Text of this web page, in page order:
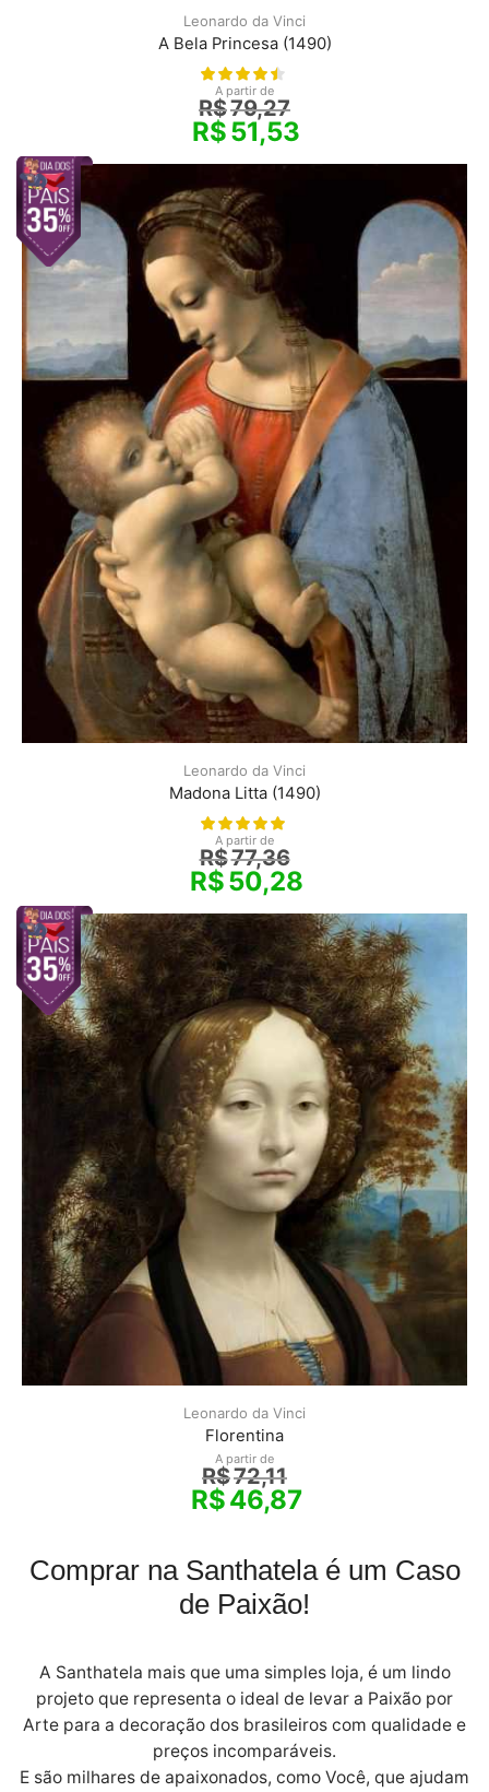
Leonardo da Vinci
A Bela Princesa (1490)
A partir de
R$79,27
R$51,53
Leonardo da Vinci
Madona Litta (1490)
A partir de
R$77,36
R$50,28
Leonardo da Vinci
Florentina
A partir de
R$72,11
R$46,87
Comprar na Santhatela é um Caso
de Paixão!
A Santhatela mais que uma simples loja, é um lindo
projeto que representa o ideal de levar a Paixão por
Arte para a decoração dos brasileiros com qualidade e
preços incomparáveis.
E são milhares de apaixonados, como Você, que ajudam